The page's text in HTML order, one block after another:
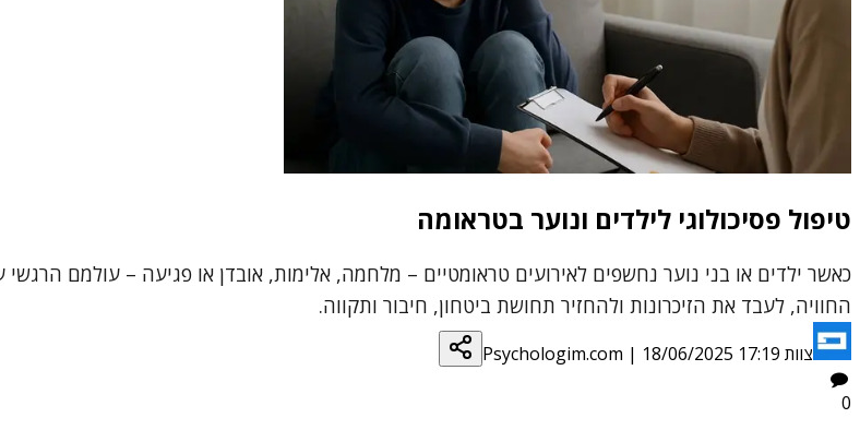
טיפול פסיכולוגי לילדים ונוער בטראומה
כאשר ילדים או בני נוער נחשפים לאירועים טראומטיים – מלחמה, אלימות, אובדן או פגיעה – עולמם
החוויה, לעבד את הזיכרונות ולהחזיר תחושת ביטחון, חיבור ותקווה.
צוות Psychologim.com | 18/06/2025 17:19
0